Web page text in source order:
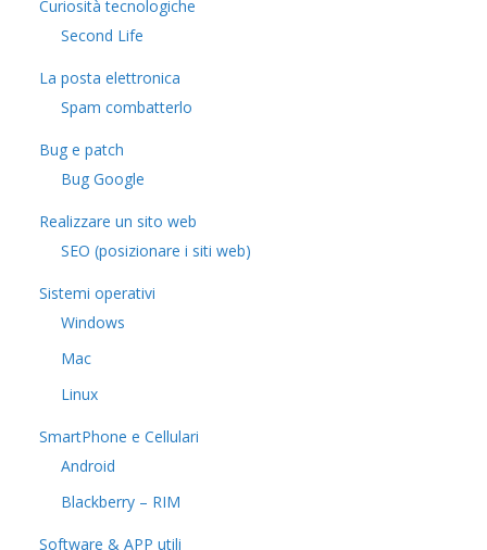
Curiosità tecnologiche
​Second Life
La posta elettronica
Spam combatterlo
Bug e patch
Bug Google
Realizzare un sito web
SEO (posizionare i siti web)
Sistemi operativi
Windows
Mac
Linux
SmartPhone e Cellulari
Android
Blackberry – RIM
Software & APP utili